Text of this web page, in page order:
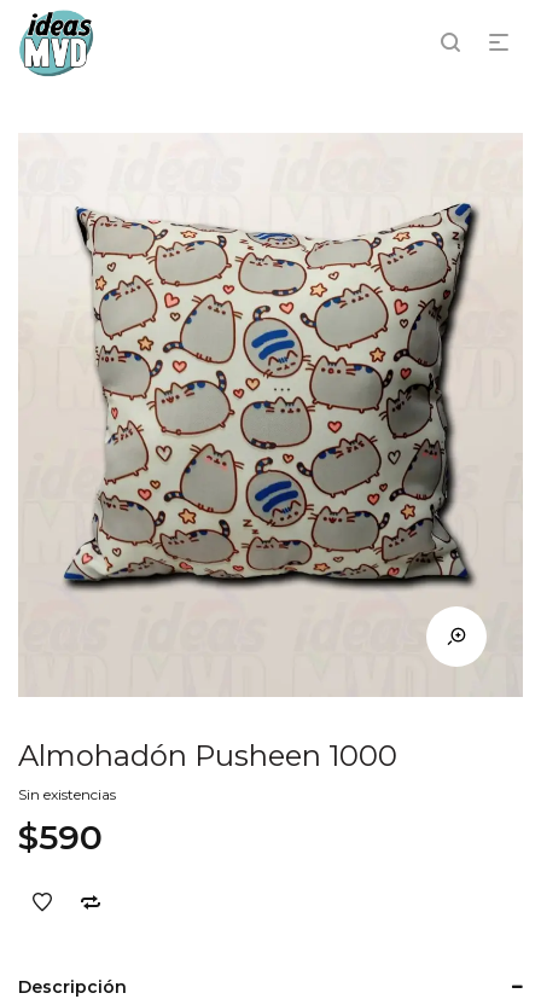
Almohadón Pusheen 1000
Sin existencias
$590
Descripción